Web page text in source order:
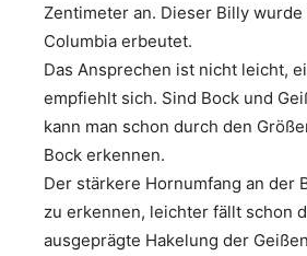
Zentimeter an. Dieser Billy
Columbia erbeutet.
Das Ansprechen ist nicht leicht,
empfiehlt sich. Sind Bock und
kann man schon durch den
Bock erkennen.
Der stärkere Hornumfang an der
zu erkennen, leichter fällt schon
ausgeprägte Hakelung der